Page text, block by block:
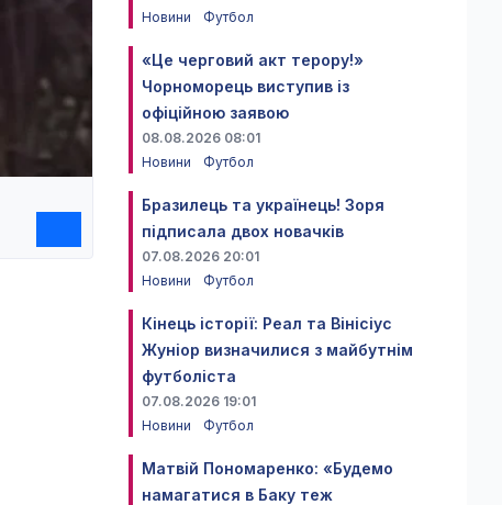
Новини
Футбол
«Це черговий акт терору!»
Чорноморець виступив із
офіційною заявою
08.08.2026 08:01
Новини
Футбол
Бразилець та українець! Зоря
підписала двох новачків
07.08.2026 20:01
Новини
Футбол
Кінець історії: Реал та Вінісіус
Жуніор визначилися з майбутнім
футболіста
07.08.2026 19:01
Новини
Футбол
Матвій Пономаренко: «Будемо
намагатися в Баку теж